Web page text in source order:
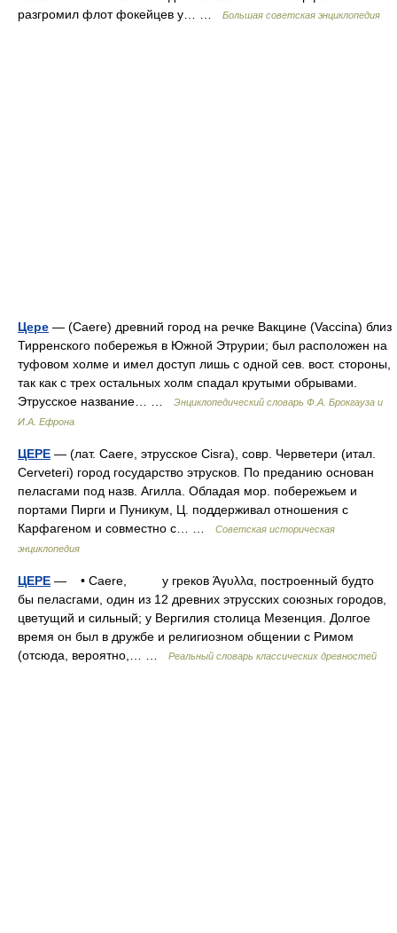
разгромил флот фокейцев у… …
Большая советская энциклопедия
Цере — (Caere) древний город на речке Вакцине (Vaccina) близ
Тирренского побережья в Южной Этрурии; был расположен на
туфовом холме и имел доступ лишь с одной сев. вост. стороны,
так как с трех остальных холм спадал крутыми обрывами.
Этрусское название… …
Энциклопедический словарь Ф.А. Брокгауза и
И.А. Ефрона
ЦЕРЕ — (лат. Caere, этрусское Cisra), совр. Черветери (итал.
Cerveteri) город государство этрусков. По преданию основан
пеласгами под назв. Агилла. Обладая мор. побережьем и
портами Пирги и Пуникум, Ц. поддерживал отношения с
Карфагеном и совместно с… …
Советская историческая
энциклопедия
ЦЕРЕ — • Caere, у греков Άγυλλα, построенный будто
бы пеласгами, один из 12 древних этрусских союзных городов,
цветущий и сильный; у Вергилия столица Мезенция. Долгое
время он был в дружбе и религиозном общении с Римом
(отсюда, вероятно,… …
Реальный словарь классических древностей